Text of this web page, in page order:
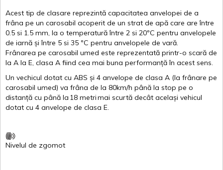
Acest tip de clasare reprezintă capacitatea anvelopei de a
frâna pe un carosabil acoperit de un strat de apă care areîntre
0.5 si 1.5 mm, la o temperatură între 2 si 20ºC pentru anvelopele
de iarnă și între 5 si 35 ºC pentru anvelopele de vară.
Frânarea pe carosabil umed este reprezentată printr-o scară de
la A la E, clasa A fiind cea mai buna performanță în acest sens.
Un vechicul dotat cu ABS și 4 anvelope de clasa A (la frânare pe
carosabil umed) va frâna de la 80km/h până la stop pe o
distanță cu până la 18 metrimai scurtă decât același vehicul
dotat cu 4 anvelope de clasa E.
Nivelul de zgomot